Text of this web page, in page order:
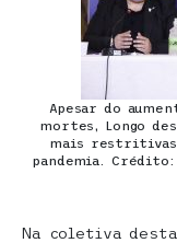
Apesar do
mortes, Longo
mais
pandemia. Crédito:
Na coletiva